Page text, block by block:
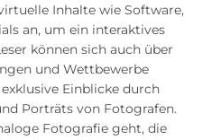
Inhalte wie Software,
an, um ein interaktives
können sich auch über
und Wettbewerbe
Einblicke durch
Porträts von Fotografen.
Fotografie geht, die